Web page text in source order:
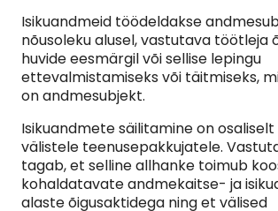
Isikuandmeid töödeldakse
nõusoleku alusel, vastutava töötleja
huvide eesmärgil või sellise lepingu
ettevalmistamiseks või täitmiseks,
on andmesubjekt.
Isikuandmete säilitamine on
välistele teenusepakkujatele.
tagab, et selline allhanke toimub
kohaldatavate andmekaitse- ja
alaste õigusaktidega ning et välised